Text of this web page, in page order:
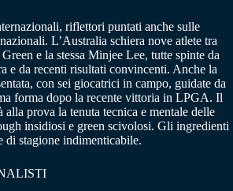
riflettori puntati anche sulle
L’Australia schiera nove atlete tra
e la stessa Minjee Lee, tutte spinte da
e da recenti risultati convincenti. Anche la
con sei giocatrici in campo, guidate da
forma dopo la recente vittoria in LPGA. Il
prova la tenuta tecnica e mentale delle
insidiosi e green scivolosi. Gli ingredienti
di stagione indimenticabile.